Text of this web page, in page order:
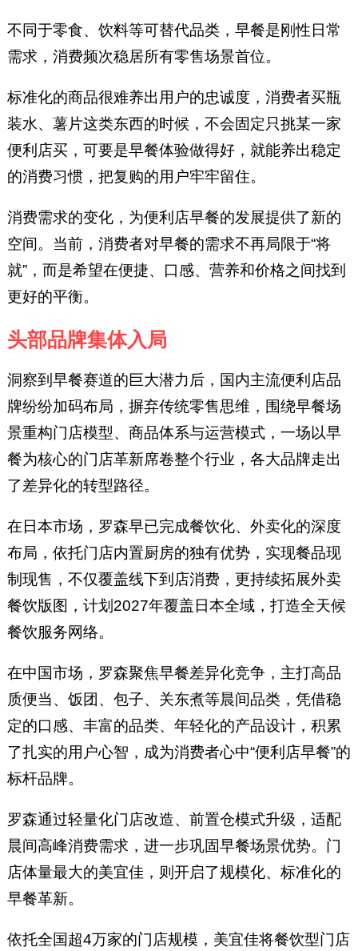
不同于零食、饮料等可替代品类，早餐是刚性日常
需求，消费频次稳居所有零售场景首位。
标准化的商品很难养出用户的忠诚度，消费者买瓶
装水、薯片这类东西的时候，不会固定只挑某一家
便利店买，可要是早餐体验做得好，就能养出稳定
的消费习惯，把复购的用户牢牢留住。
消费需求的变化，为便利店早餐的发展提供了新的
空间。当前，消费者对早餐的需求不再局限于“将
就”，而是希望在便捷、口感、营养和价格之间找到
更好的平衡。
头部品牌集体入局
洞察到早餐赛道的巨大潜力后，国内主流便利店品
牌纷纷加码布局，摒弃传统零售思维，围绕早餐场
景重构门店模型、商品体系与运营模式，一场以早
餐为核心的门店革新席卷整个行业，各大品牌走出
了差异化的转型路径。
在日本市场，罗森早已完成餐饮化、外卖化的深度
布局，依托门店内置厨房的独有优势，实现餐品现
制现售，不仅覆盖线下到店消费，更持续拓展外卖
餐饮版图，计划2027年覆盖日本全域，打造全天候
餐饮服务网络。
在中国市场，罗森聚焦早餐差异化竞争，主打高品
质便当、饭团、包子、关东煮等晨间品类，凭借稳
定的口感、丰富的品类、年轻化的产品设计，积累
了扎实的用户心智，成为消费者心中“便利店早餐”的
标杆品牌。
罗森通过轻量化门店改造、前置仓模式升级，适配
晨间高峰消费需求，进一步巩固早餐场景优势。门
店体量最大的美宜佳，则开启了规模化、标准化的
早餐革新。
依托全国超4万家的门店规模，美宜佳将餐饮型门店